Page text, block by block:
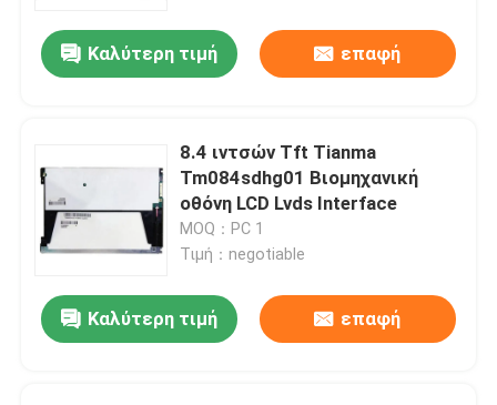
Σπίτι
Καλύτερη τιμή επαφή
8.4 ιντσών Tft Tianma
Tm084sdhg01 Βιομηχανική
οθόνη LCD Lvds Interface
MOQ：PC 1
Τιμή：negotiable
Καλύτερη τιμή επαφή